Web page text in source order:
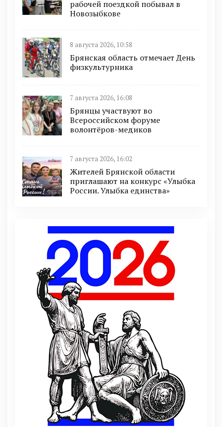
рабочей поездкой побывал в
Новозыбкове
8 августа 2026, 10:58
Брянская область отмечает День
физкультурника
7 августа 2026, 16:08
Брянцы участвуют во
Всероссийском форуме
волонтёров-медиков
7 августа 2026, 16:02
Жителей Брянской области
приглашают на конкурс «Улыбка
России. Улыбка единства»